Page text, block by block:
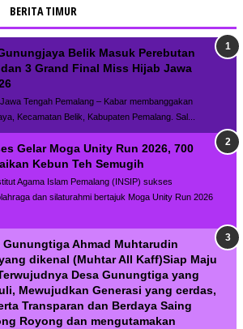
BERITA TIMUR
Belik Masuk Perebutan
3 Grand Final Miss Hijab Jawa
Tengah Pemalang – Kabar membanggakan
Kecamatan Belik, Kabupaten Pemalang. Sal...
Gelar Moga Unity Run 2026, 700
Kebun Teh Semugih
Agama Islam Pemalang (INSIP) sukses
dan silaturahmi bertajuk Moga Unity Run 2026
Gunungtiga Ahmad Muhtarudin
dikenal (Muhtar All Kaff)Siap Maju
Desa Gunungtiga yang
Mewujudkan Generasi yang cerdas,
Transparan dan Berdaya Saing
Royong dan mengutamakan